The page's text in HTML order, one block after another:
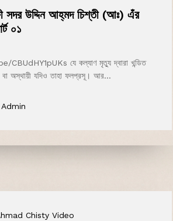
সদর উদ্দিন আহ্‌মদ চিশ্‌তী (আঃ) এঁর
০১
যে কল্যাণ মৃত্যু দ্বারা খন্ডিত
বা অস্থায়ী যদিও তাহা ফলপ্রসূ। আর…
Admin
Chisty Video